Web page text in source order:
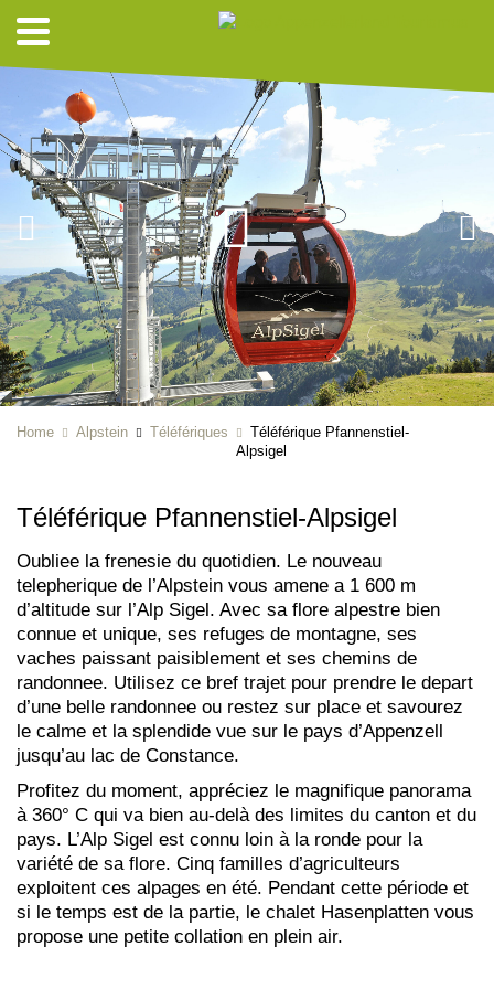
Home Alpstein Téléfériques
Téléférique Pfannenstiel-
Alpsigel
Téléférique Pfannenstiel-Alpsigel
Oubliee la frenesie du quotidien. Le nouveau
telepherique de l’Alpstein vous amene a 1 600 m
d’altitude sur l’Alp Sigel. Avec sa flore alpestre bien
connue et unique, ses refuges de montagne, ses
vaches paissant paisiblement et ses chemins de
randonnee. Utilisez ce bref trajet pour prendre le depart
d’une belle randonnee ou restez sur place et savourez
le calme et la splendide vue sur le pays d’Appenzell
jusqu’au lac de Constance.
Profitez du moment, appréciez le magnifique panorama
à 360° C qui va bien au-delà des limites du canton et du
pays. L’Alp Sigel est connu loin à la ronde pour la
variété de sa flore. Cinq familles d’agriculteurs
exploitent ces alpages en été. Pendant cette période et
si le temps est de la partie, le chalet Hasenplatten vous
propose une petite collation en plein air.